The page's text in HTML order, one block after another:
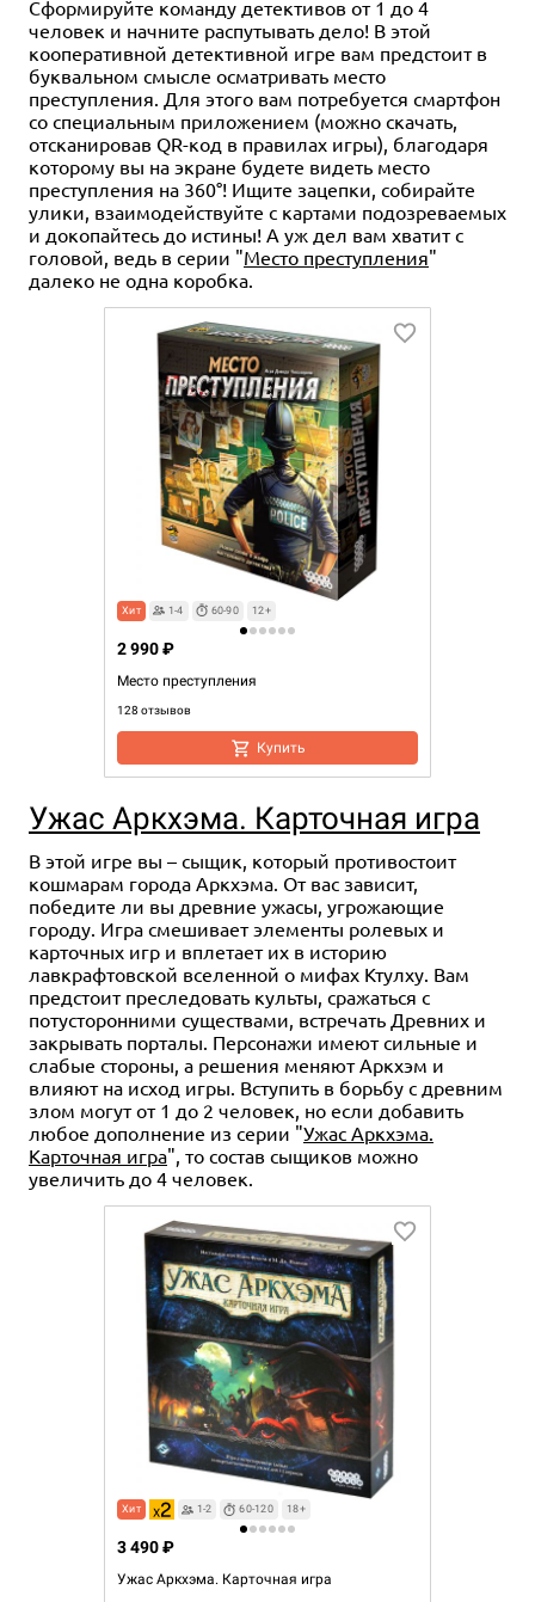
Сформируйте команду детективов от 1 до 4
человек и начните распутывать дело! В этой
кооперативной детективной игре вам предстоит в
буквальном смысле осматривать место
преступления. Для этого вам потребуется смартфон
со специальным приложением (можно скачать,
отсканировав QR-код в правилах игры), благодаря
которому вы на экране будете видеть место
преступления на 360°! Ищите зацепки, собирайте
улики, взаимодействуйте с картами подозреваемых
и докопайтесь до истины! А уж дел вам хватит с
головой, ведь в серии "Место преступления"
далеко не одна коробка.
Хит 1-4 60-90 12+
Место преступления
128 отзывов
2 990 ₽
Купить
Ужас Аркхэма. Карточная игра
В этой игре вы – сыщик, который противостоит
кошмарам города Аркхэма. От вас зависит,
победите ли вы древние ужасы, угрожающие
городу. Игра смешивает элементы ролевых и
карточных игр и вплетает их в историю
лавкрафтовской вселенной о мифах Ктулху. Вам
предстоит преследовать культы, сражаться с
потусторонними существами, встречать Древних и
закрывать порталы. Персонажи имеют сильные и
слабые стороны, а решения меняют Аркхэм и
влияют на исход игры. Вступить в борьбу с древним
злом могут от 1 до 2 человек, но если добавить
любое дополнение из серии "Ужас Аркхэма.
Карточная игра", то состав сыщиков можно
увеличить до 4 человек.
Хит 1-2 60-120 18+
Ужас Аркхэма. Карточная игра
3 490 ₽